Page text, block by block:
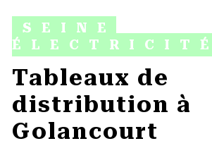
SEINE
ÉLECTRICITÉ
tableaux de
distribution à
Golancourt